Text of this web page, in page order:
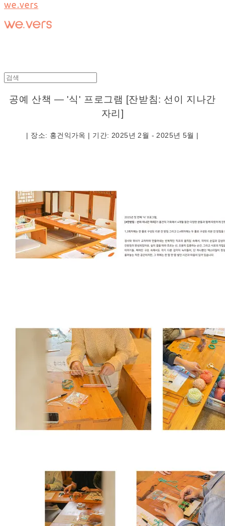
we.vers
공예 산책 — '식' 프로그램 [잔받침: 선이 지나간
자리]
| 장소: 홍건익가옥 | 기간: 2025년 2월 - 2025년 5월 |